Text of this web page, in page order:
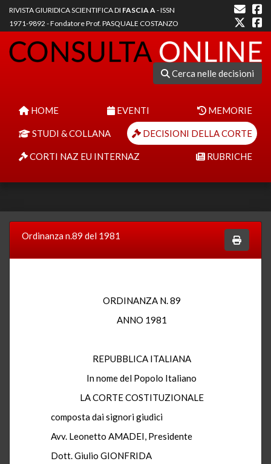
RIVISTA GIURIDICA SCIENTIFICA DI FASCIA A- ISSN
1971-9892 - Fondatore Prof. PASQUALE COSTANZO
Cerca nelle decisioni
HOME EVENTI MEMORIE
STUDI & COLLANA DECISIONI DELLA CORTE
CORTI NAZ EU INTERNAZ RUBRICHE
Ordinanza n.89 del 1981
ORDINANZA N. 89
ANNO 1981
REPUBBLICA ITALIANA
In nome del Popolo Italiano
LA CORTE COSTITUZIONALE
composta dai signori giudici
Avv. Leonetto AMADEI, Presidente
Dott. Giulio GIONFRIDA